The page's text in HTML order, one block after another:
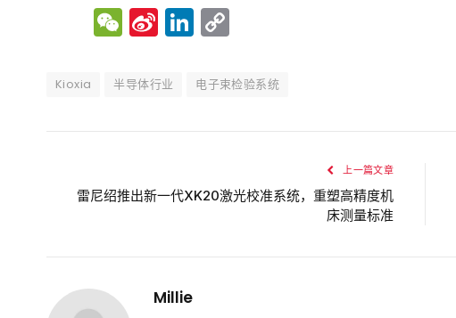
WeChat
Sina
Weibo
LinkedIn
Kioxia 半导体行业 电子束检验系统
上一篇文章
雷尼绍推出新一代XK20激光校准系统，重塑高精度机
床测量标准
Millie